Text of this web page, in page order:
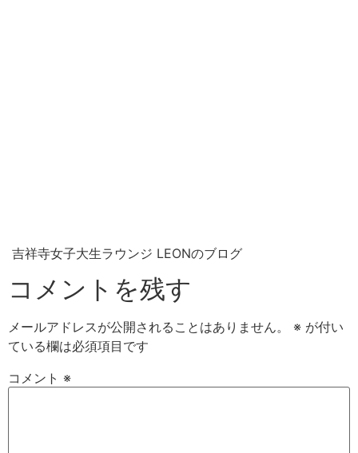
吉祥寺女子大生ラウンジ LEONのブログ
コメントを残す
メールアドレスが公開されることはありません。 ※ が付い
ている欄は必須項目です
コメント ※